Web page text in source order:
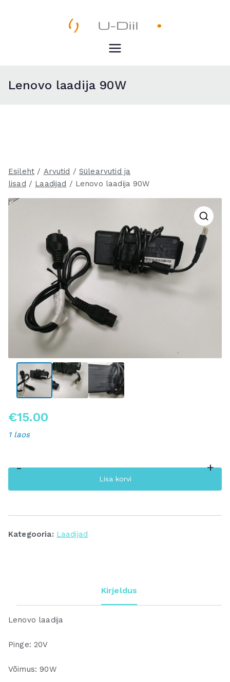
U-Diil
Pealeht
Lenovo laadija 90W
Esileht / Arvutid /Sülearvutid ja
lisad / Laadijad / Lenovo laadija 90W
€15.00
1 laos
- +
Lisa korvi
Kategooria: Laadijad
Kirjeldus
Lenovo laadija
Pinge: 20V
Võimus: 90W